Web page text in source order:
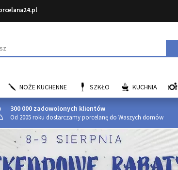
NOŻE KUCHENNE SZKŁO KUCHNIA
300 000 zadowolonych klientów
Od 2005 roku dostarczamy porcelanę do Waszych domów